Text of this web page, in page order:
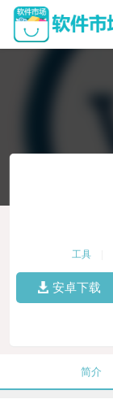
工具
安卓下载
简介